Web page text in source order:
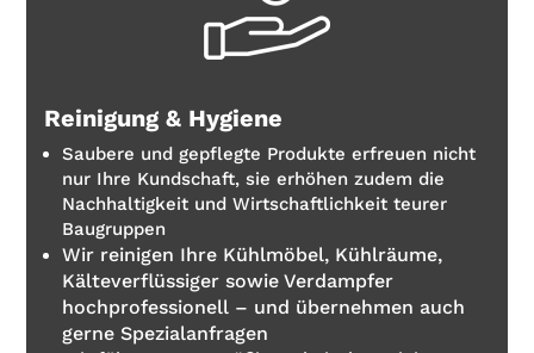
Reinigung & Hygiene
Saubere und gepflegte Produkte erfreuen nicht
nur Ihre Kundschaft, sie erhöhen zudem die
Nachhaltigkeit und Wirtschaftlichkeit teurer
Baugruppen
Wir reinigen Ihre Kühlmöbel, Kühlräume,
Kälteverflüssiger sowie Verdampfer
hochprofessionell – und übernehmen auch
gerne Spezialanfragen